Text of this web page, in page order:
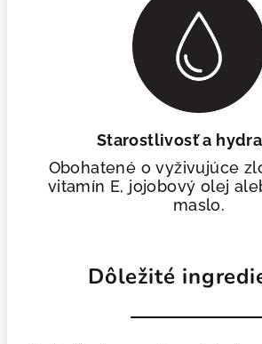
Starostlivosť a
Obohatené o vyživujúce
vitamín E, jojobový olej
maslo.
Dôležité